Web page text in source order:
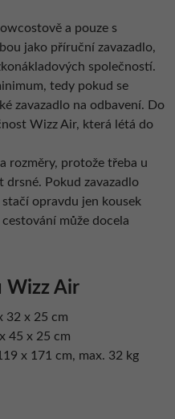
a pouze s
jako příruční zavazadlo,
společností.
tedy pokud se
zavazadlo na odbavení. Do
Wizz Air, která létá do
rozměry, protože třeba u
Pokud zavazadlo
opravdu jen kousek
může docela
Wizz Air
32 x 25 cm
45 x 25 cm
x 171 cm, max. 32 kg